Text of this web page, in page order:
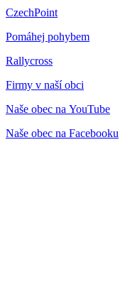
CzechPoint
Pomáhej pohybem
Rallycross
Firmy v naší obci
Naše obec na YouTube
Naše obec na Facebooku